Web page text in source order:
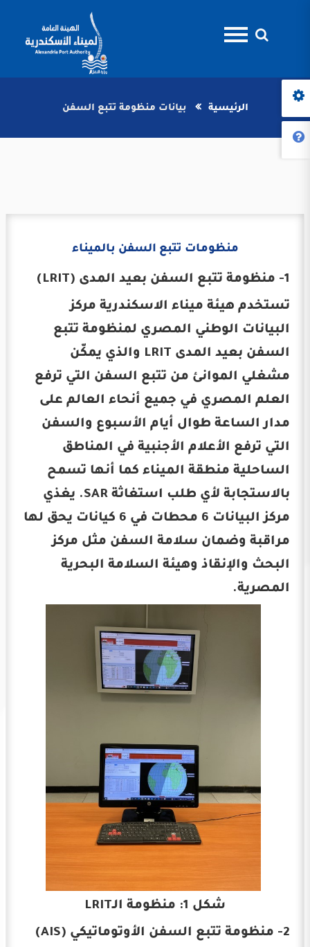
الرئيسية بيانات منظومة تتبع السفن
منظومات تتبع السفن بالميناء
1- منظومة تتبع السفن بعيد المدى (LRIT)
تستخدم هيئة ميناء الاسكندرية مركز
البيانات الوطني المصري لمنظومة تتبع
السفن بعيد المدى LRIT والذي يمكّن
مشغلي الموانئ من تتبع السفن التي ترفع
العلم المصري في جميع أنحاء العالم على
مدار الساعة طوال أيام الأسبوع والسفن
التي ترفع الأعلام الأجنبية في المناطق
الساحلية منطقة الميناء كما أنها تسمح
بالاستجابة لأي طلب استغاثة SAR. يغذي
مركز البيانات 6 محطات في 6 كيانات يحق لها
مراقبة وضمان سلامة السفن مثل مركز
البحث والإنقاذ وهيئة السلامة البحرية
المصرية.
شكل 1: منظومة الـLRIT
2- منظومة تتبع السفن الأوتوماتيكي (AIS)